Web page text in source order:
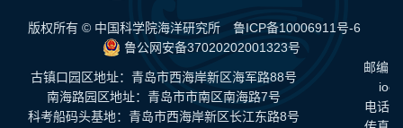
版权所有 © 中国科学院海洋研究所 鲁ICP备10006911号-6
鲁公网安备37020202001323号
古镇口园区地址：青岛市西海岸新区海军路88号
南海路园区地址：青岛市市南区南海路7号
科考船码头基地：青岛市西海岸新区长江东路8号
邮编
电话